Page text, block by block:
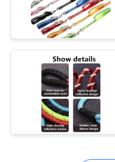
El
juguetes